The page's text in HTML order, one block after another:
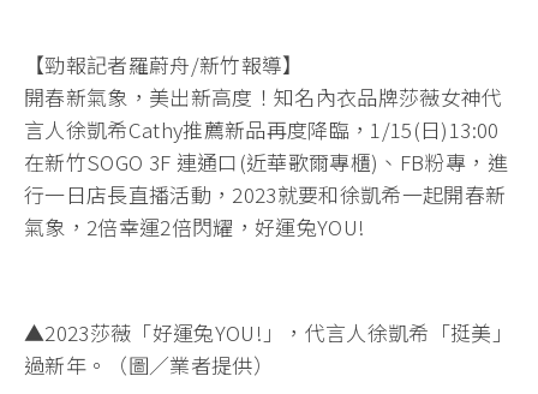
【勁報記者羅蔚舟/新竹報導】
開春新氣象，美出新高度！知名內衣品牌莎薇女神代
言人徐凱希Cathy推薦新品再度降臨，1/15(日)13:00
在新竹SOGO 3F 連通口(近華歌爾專櫃)、FB粉專，進
行一日店長直播活動，2023就要和徐凱希一起開春新
氣象，2倍幸運2倍閃耀，好運兔YOU!
▲2023莎薇「好運兔YOU!」，代言人徐凱希「挺美」
過新年。（圖／業者提供）